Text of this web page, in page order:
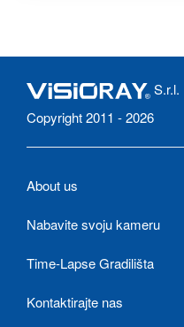
S.r.l.
Copyright 2011 - 2026
About us
Nabavite svoju kameru
Time-Lapse Gradilišta
Kontaktirajte nas